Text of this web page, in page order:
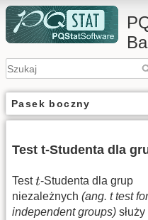
Pasek boczny
Test t-Studenta dla
Test -Studenta dla grup
niezależnych (ang. t test for
independent groups) służy